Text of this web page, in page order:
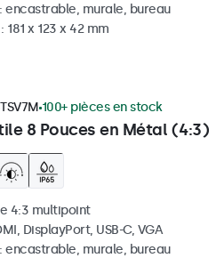
encastrable, murale, bureau
181 x 123 x 42 mm
8 Pouces en Métal (4:3)
100+ pièces en stock
4:3 multipoint
DisplayPort, USB-C, VGA
encastrable, murale, bureau